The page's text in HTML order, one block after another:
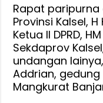
Rapat paripurna
Provinsi Kalsel,
Ketua II DPRD,
Sekdaprov
undangan
Addrian, gedung
Mangkurat